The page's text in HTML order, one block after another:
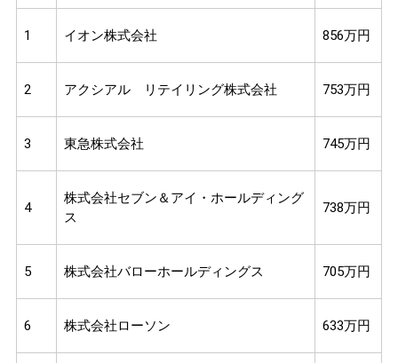
1 イオン株式会社 856万円
2 アクシアル リテイリング株式会社 753万円
3 東急株式会社 745万円
4
株式会社セブン＆アイ・ホールディング
ス
738万円
5 株式会社バローホールディングス 705万円
6 株式会社ローソン 633万円